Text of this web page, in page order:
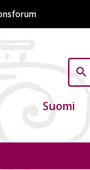
Suomi